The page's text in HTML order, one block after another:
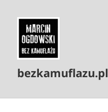
bezkamuflazu.pl